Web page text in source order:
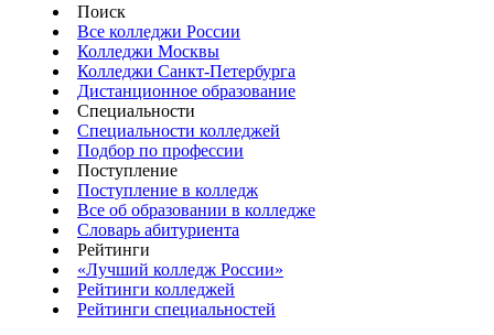
Поиск
Все колледжи России
Колледжи Москвы
Колледжи Санкт-Петербурга
Дистанционное образование
Специальности
Специальности колледжей
Подбор по профессии
Поступление
Поступление в колледж
Все об образовании в колледже
Словарь абитуриента
Рейтинги
«Лучший колледж России»
Рейтинги колледжей
Рейтинги специальностей